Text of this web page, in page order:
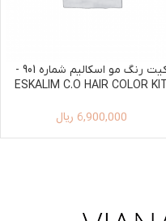
کیت رنگ مو اسکالیم شماره 901 -
ESKALIM C.O HAIR COLOR KIT
6,900,000 ریال